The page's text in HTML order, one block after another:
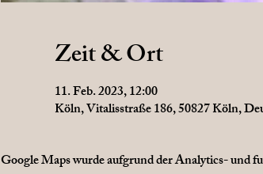
Zeit & Ort
11. Feb. 2023, 12:00
Köln, Vitalisstraße 186, 50827 Köln,
Google Maps wurde aufgrund der Analytics-